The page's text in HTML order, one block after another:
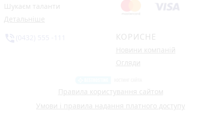
Шукаєм таланти
Детальніше
КОРИСНЕ
Новини компаній
Огляди
Правила користування сайтом
Умови і правила надання платного доступу